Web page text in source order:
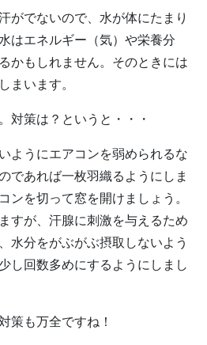
がでないので、水が体にたまり
はエネルギー（気）や栄養分
かもしれません。そのときには
まいます。
対策は？というと・・・
ようにエアコンを弱められるな
であれば一枚羽織るようにしま
ンを切って窓を開けましょう。
すが、汗腺に刺激を与えるため
水分をがぶがぶ摂取しないよう
し回数多めにするようにしまし
策も万全ですね！